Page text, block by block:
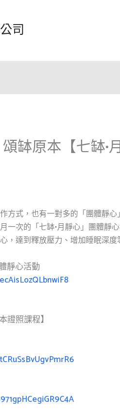
司
缽原本【七缽•
方式，也有一對多的「團體靜
一次的「七缽•月靜心」團體靜
，達到釋放壓力、增加睡眠深度
靜心活動
證照課程】